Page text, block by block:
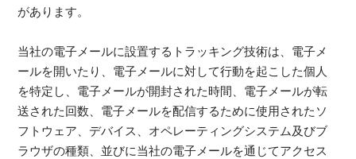
があります。
当社の電子メールに設置するトラッキング技術は、電子メ
ールを開いたり、電子メールに対して行動を起こした個人
を特定し、電子メールが開封された時間、電子メールが転
送された回数、電子メールを配信するために使用されたソ
フトウェア、デバイス、オペレーティングシステム及びブ
ラウザの種類、並びに当社の電子メールを通じてアクセス